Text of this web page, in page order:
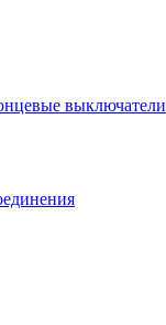
выключатели